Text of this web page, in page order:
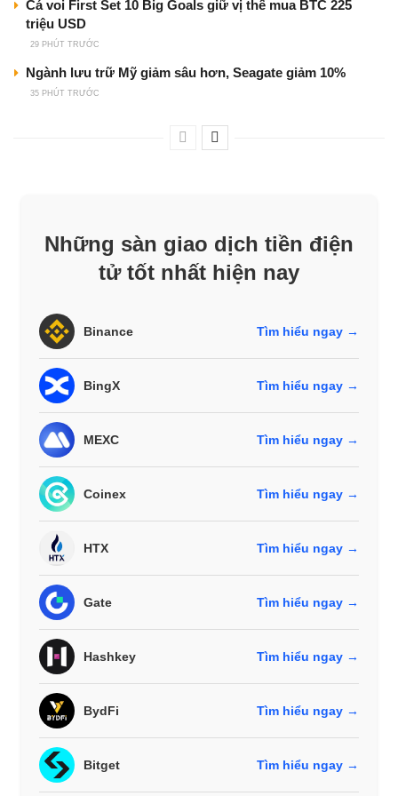
Cá voi First Set 10 Big Goals giữ vị thế mua BTC 225
triệu USD
29 PHÚT TRƯỚC
Ngành lưu trữ Mỹ giảm sâu hơn, Seagate giảm 10%
35 PHÚT TRƯỚC
Những sàn giao dịch tiền điện
tử tốt nhất hiện nay
Binance Tìm hiểu ngay →
BingX Tìm hiểu ngay →
MEXC Tìm hiểu ngay →
Coinex Tìm hiểu ngay →
HTX Tìm hiểu ngay →
Gate Tìm hiểu ngay →
Hashkey Tìm hiểu ngay →
BydFi Tìm hiểu ngay →
Bitget Tìm hiểu ngay →